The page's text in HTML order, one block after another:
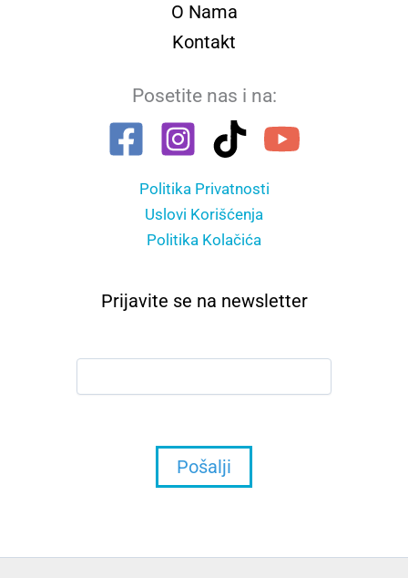
O Nama
Kontakt
Posetite nas i na:
Politika Privatnosti
Uslovi Korišćenja
Politika Kolačića
Prijavite se na newsletter